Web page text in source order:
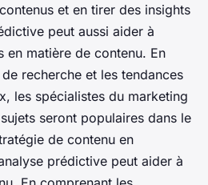
et en tirer des insights
peut aussi aider à
en matière de contenu. En
recherche et les tendances
les spécialistes du marketing
seront populaires dans le
de contenu en
prédictive peut aider à